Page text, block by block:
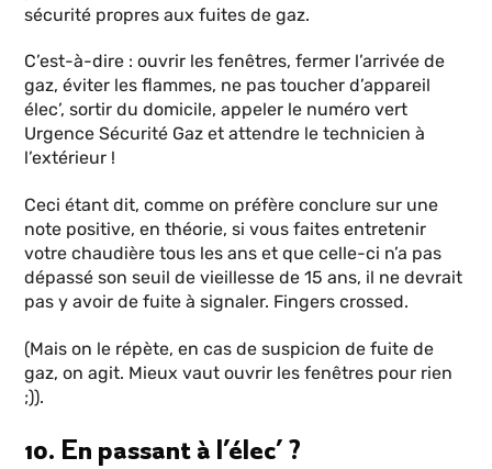
sécurité propres aux fuites de gaz.
C’est-à-dire : ouvrir les fenêtres, fermer l’arrivée de
gaz, éviter les flammes, ne pas toucher d’appareil
élec’, sortir du domicile, appeler le numéro vert
Urgence Sécurité Gaz et attendre le technicien à
l’extérieur !
Ceci étant dit, comme on préfère conclure sur une
note positive, en théorie, si vous faites entretenir
votre chaudière tous les ans et que celle-ci n’a pas
dépassé son seuil de vieillesse de 15 ans, il ne devrait
pas y avoir de fuite à signaler. Fingers crossed.
(Mais on le répète, en cas de suspicion de fuite de
gaz, on agit. Mieux vaut ouvrir les fenêtres pour rien
;)).
10. En passant à l’élec’ ?